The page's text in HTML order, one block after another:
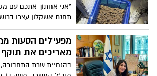
"אני אחתוך אתכם עם
תחנת אשקלון עצרו
שהתבצר בדירה ואיים
מפעילים הסעות
מאריכים את תוקף
בהנחיית שרת התחבורה,